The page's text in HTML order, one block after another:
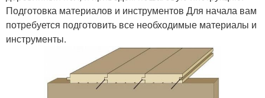
Подготовка материалов и инструментов Для начала вам
потребуется подготовить все необходимые материалы и
инструменты.